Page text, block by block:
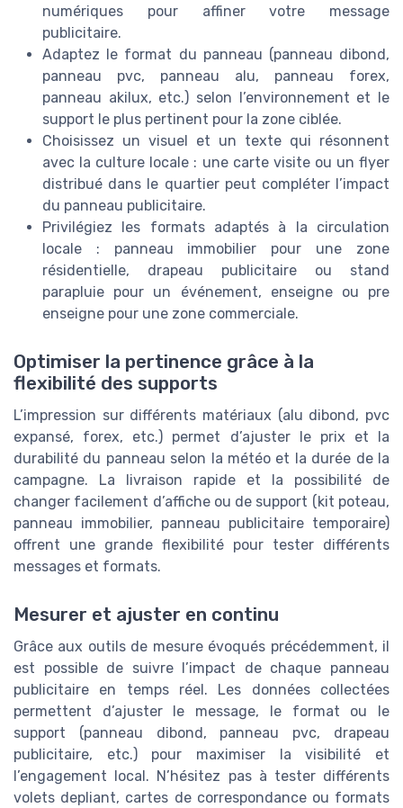
numériques pour affiner votre message
publicitaire.
Adaptez le format du panneau (panneau dibond,
panneau pvc, panneau alu, panneau forex,
panneau akilux, etc.) selon l’environnement et le
support le plus pertinent pour la zone ciblée.
Choisissez un visuel et un texte qui résonnent
avec la culture locale : une carte visite ou un flyer
distribué dans le quartier peut compléter l’impact
du panneau publicitaire.
Privilégiez les formats adaptés à la circulation
locale : panneau immobilier pour une zone
résidentielle, drapeau publicitaire ou stand
parapluie pour un événement, enseigne ou pre
enseigne pour une zone commerciale.
Optimiser la pertinence grâce à la
flexibilité des supports
L’impression sur différents matériaux (alu dibond, pvc
expansé, forex, etc.) permet d’ajuster le prix et la
durabilité du panneau selon la météo et la durée de la
campagne. La livraison rapide et la possibilité de
changer facilement d’affiche ou de support (kit poteau,
panneau immobilier, panneau publicitaire temporaire)
offrent une grande flexibilité pour tester différents
messages et formats.
Mesurer et ajuster en continu
Grâce aux outils de mesure évoqués précédemment, il
est possible de suivre l’impact de chaque panneau
publicitaire en temps réel. Les données collectées
permettent d’ajuster le message, le format ou le
support (panneau dibond, panneau pvc, drapeau
publicitaire, etc.) pour maximiser la visibilité et
l’engagement local. N’hésitez pas à tester différents
volets depliant, cartes de correspondance ou formats